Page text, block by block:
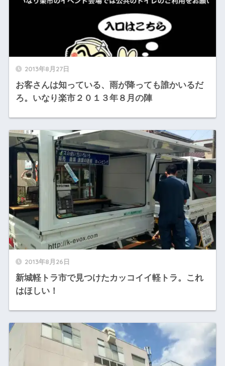
2013年8月27日
お客さんは知っている、雨が降っても誰かいるだ
ろ。いなり楽市２０１３年８月の陣
2013年8月26日
新城軽トラ市で見つけたカッコイイ軽トラ。これ
はほしい！